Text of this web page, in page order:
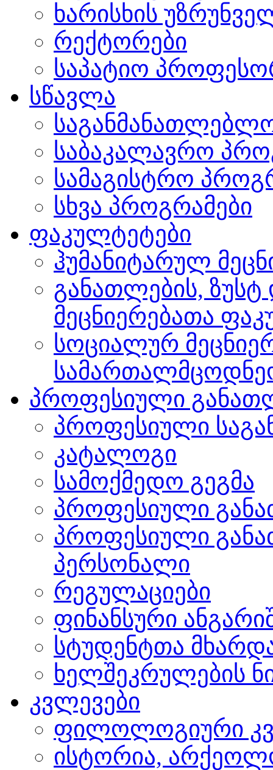
ხარისხის
რექტორები
საპატიო
სწავლა
საბაკალავრო
სამაგისტრო
სხვა პროგრამები
ფაკულტეტები
ჰუმანიტარულ
განათლების, ზუსტ
მეცნიერებათა
სოციალურ
პროფესიული
პროფესიული
კატალოგი
სამოქმედო გეგმა
პროფესიული
პროფესიული
პერსონალი
რეგულაციები
ფინანსური
სტუდენტთა
ხელშეკრულების
კვლევები
ფილოლოგიური
ისტორია,